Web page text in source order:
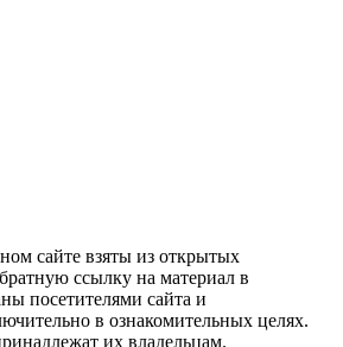
сайте взяты из открытых
ссылку на материал в
посетителями сайта и
в ознакомительных целях.
их владельцам.